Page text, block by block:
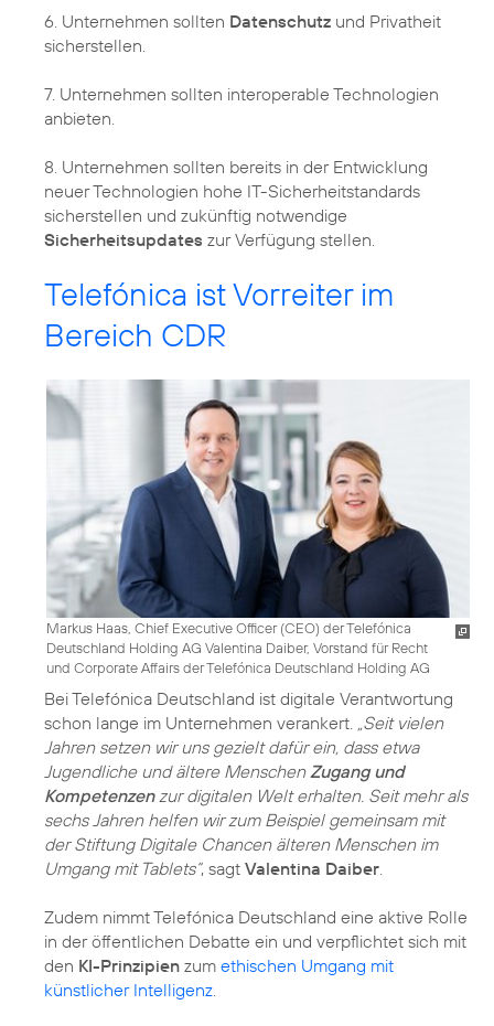
6. Unternehmen sollten Datenschutz und Privatheit
sicherstellen.
7. Unternehmen sollten interoperable Technologien
anbieten.
8. Unternehmen sollten bereits in der Entwicklung
neuer Technologien hohe IT-Sicherheitstandards
sicherstellen und zukünftig notwendige
Sicherheitsupdates zur Verfügung stellen.
Telefónica ist Vorreiter im
Bereich CDR
Markus Haas, Chief Executive Officer (CEO) der Telefónica
Deutschland Holding AG Valentina Daiber, Vorstand für Recht
und Corporate Affairs der Telefónica Deutschland Holding AG
Bei Telefónica Deutschland ist digitale Verantwortung
schon lange im Unternehmen verankert. „Seit vielen
Jahren setzen wir uns gezielt dafür ein, dass etwa
Jugendliche und ältere MenschenZugang und
Kompetenzenzur digitalen Welt erhalten. Seit mehr als
sechs Jahren helfen wir zum Beispiel gemeinsam mit
der Stiftung Digitale Chancen älteren Menschen im
Umgang mit Tablets“, sagt Valentina Daiber.
Zudem nimmt Telefónica Deutschland eine aktive Rolle
in der öffentlichen Debatte ein und verpflichtet sich mit
den KI-Prinzipien zum ethischen Umgang mit
künstlicher Intelligenz.